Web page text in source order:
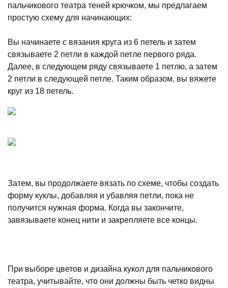
пальчикового театра теней крючком, мы предлагаем
простую схему для начинающих:
Вы начинаете с вязания круга из 6 петель и затем
связываете 2 петли в каждой петле первого ряда.
Далее, в следующем ряду связываете 1 петлю, а затем
2 петли в следующей петле. Таким образом, вы вяжете
круг из 18 петель.
Затем, вы продолжаете вязать по схеме, чтобы создать
форму куклы, добавляя и убавляя петли, пока не
получится нужная форма. Когда вы закончите,
завязываете конец нити и закрепляете все концы.
При выборе цветов и дизайна кукол для пальчикового
театра, учитывайте, что они должны быть четко видны